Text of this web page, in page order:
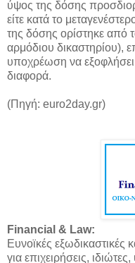
ύψος της δόσης
είτε κατά το
της δόσης ορίστηκε από
αρμόδιου δικαστηρίου),
υποχρέωση να εξοφλήσει
διαφορά.
(Πηγή: euro2day.gr)
Financial & Law:
Ευνοϊκές εξωδικαστικές
για επιχειρήσεις,